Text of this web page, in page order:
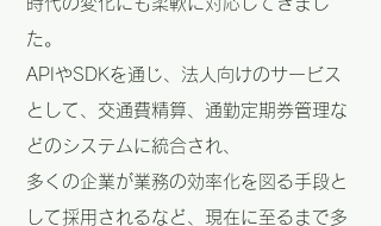
た。
APIやSDKを通じ、法人向けのサービス
として、交通費精算、通勤定期券管理な
どのシステムに統合され、
多くの企業が業務の効率化を図る手段と
して採用されるなど、現在に至るまで多